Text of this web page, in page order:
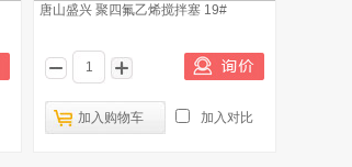
唐山盛兴 聚四氟乙烯搅拌塞 19#
加入购物车 加入对比